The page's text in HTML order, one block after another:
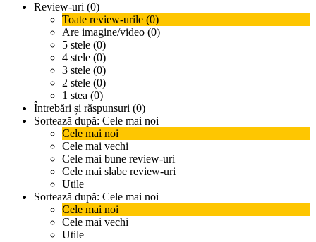
Review-uri (0)
Toate review-urile (0)
Are imagine/video (0)
5 stele (0)
4 stele (0)
3 stele (0)
2 stele (0)
1 stea (0)
Întrebări și răspunsuri (0)
Sortează după: Cele mai noi
Cele mai noi
Cele mai vechi
Cele mai bune review-uri
Cele mai slabe review-uri
Utile
Sortează după: Cele mai noi
Cele mai noi
Cele mai vechi
Utile